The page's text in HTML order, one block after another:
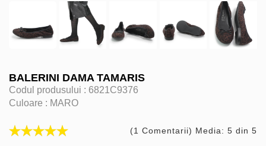
BALERINI DAMA TAMARIS
Codul produsului : 6821C9376
Culoare : MARO
(1 Comentarii) Media: 5 din 5